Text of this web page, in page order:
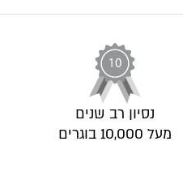
נסיון רב שנים
מעל 10,000 בוגרים